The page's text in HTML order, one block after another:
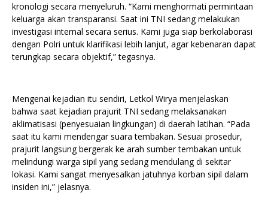
kronologi secara menyeluruh. “Kami menghormati permintaan
keluarga akan transparansi. Saat ini TNI sedang melakukan
investigasi internal secara serius. Kami juga siap berkolaborasi
dengan Polri untuk klarifikasi lebih lanjut, agar kebenaran dapat
terungkap secara objektif,” tegasnya.
Mengenai kejadian itu sendiri, Letkol Wirya menjelaskan
bahwa saat kejadian prajurit TNI sedang melaksanakan
aklimatisasi (penyesuaian lingkungan) di daerah latihan. “Pada
saat itu kami mendengar suara tembakan. Sesuai prosedur,
prajurit langsung bergerak ke arah sumber tembakan untuk
melindungi warga sipil yang sedang mendulang di sekitar
lokasi. Kami sangat menyesalkan jatuhnya korban sipil dalam
insiden ini,” jelasnya.